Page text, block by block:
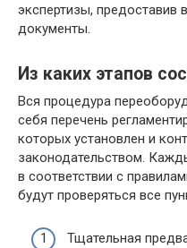
экспертизы, предоставив
документы.
Из каких этапов
Вся процедура
себя перечень
которых установлен и
законодательством.
в соответствии с
будут проверяться все
Тщательная